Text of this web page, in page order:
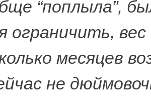
“поплыла”,
ограничить,
месяцев
не